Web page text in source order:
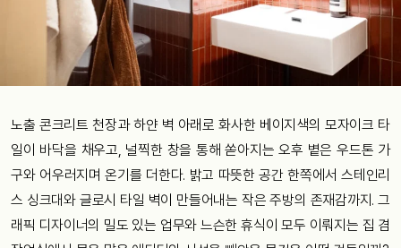
노출 콘크리트 천장과 하얀 벽 아래로 화사한 베이지색의 모자이크 타
일이 바닥을 채우고, 널찍한 창을 통해 쏟아지는 오후 볕은 우드톤 가
구와 어우러지며 온기를 더한다. 밝고 따뜻한 공간 한쪽에서 스테인리
스 싱크대와 글로시 타일 벽이 만들어내는 작은 주방의 존재감까지. 그
래픽 디자이너의 밀도 있는 업무와 느슨한 휴식이 모두 이뤄지는 집 겸